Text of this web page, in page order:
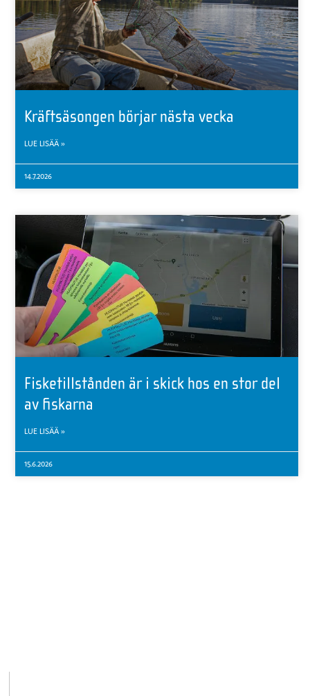
Kräftsäsongen börjar nästa vecka
LUE LISÄÄ »
14.7.2026
Fisketillstånden är i skick hos en stor del
av fiskarna
LUE LISÄÄ »
15.6.2026